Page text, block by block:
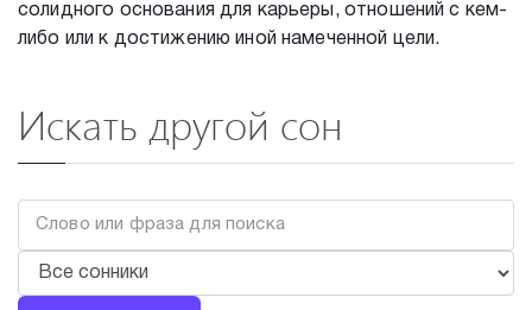
солидного основания для карьеры, отношений с кем-
либо или к достижению иной намеченной цели.
Искать другой сон